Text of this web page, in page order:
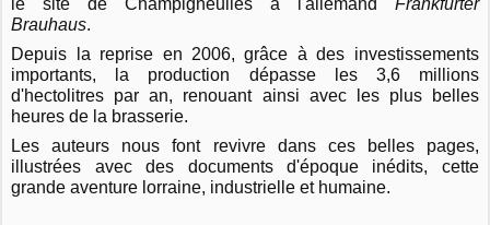
Brauhaus.
Depuis la reprise en 2006, grâce à des investissements
importants, la production dépasse les 3,6 millions
d'hectolitres par an, renouant ainsi avec les plus belles
heures de la brasserie.
Les auteurs nous font revivre dans ces belles pages,
illustrées avec des documents d'époque inédits, cette
grande aventure lorraine, industrielle et humaine.